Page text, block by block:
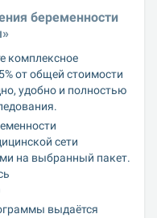
беременности
комплексное
от общей стоимости
удобно и полностью
сети
на выбранный пакет.
выдаётся